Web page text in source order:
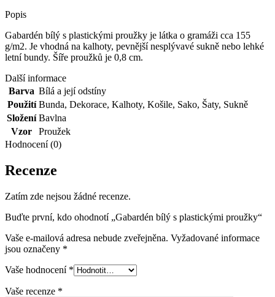
Popis
Gabardén bílý s plastickými proužky je látka o gramáži cca 155
g/m2. Je vhodná na kalhoty, pevnější nesplývavé sukně nebo lehké
letní bundy. Šíře proužků je 0,8 cm.
Další informace
Barva Bílá a její odstíny
Použití Bunda, Dekorace, Kalhoty, Košile, Sako, Šaty, Sukně
Složení Bavlna
Vzor
Proužek
Hodnocení (0)
Recenze
Zatím zde nejsou žádné recenze.
Buďte první, kdo ohodnotí „Gabardén bílý s plastickými proužky“
Vaše e-mailová adresa nebude zveřejněna. Vyžadované informace
jsou označeny *
Vaše hodnocení *
Vaše recenze *